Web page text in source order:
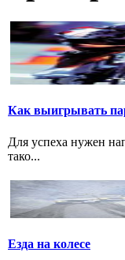
Как выигрывать
Для успеха нужен
тако...
Езда на колесе